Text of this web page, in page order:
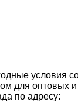
условия
для оптовых и
по адресу: